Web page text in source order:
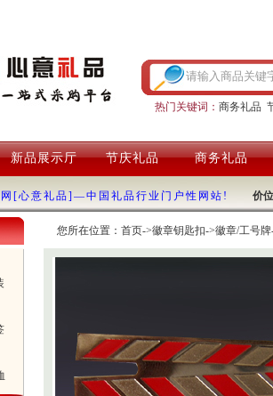
热门关键词： 商务礼品
新品展示厅 节庆礼品 商务礼品
[心意礼品]—中国礼品行业门户性网站! 价
您所在位置： 首页->徽章钥匙扣->徽章/工号牌